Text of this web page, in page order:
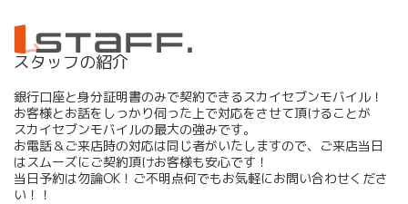
スタッフの紹介
銀行口座と身分証明書のみで契約できるスカイセブンモバイル！
お客様とお話をしっかり伺った上で対応をさせて頂けることが
スカイセブンモバイルの最大の強みです。
お電話＆ご来店時の対応は同じ者がいたしますので、ご来店当日
はスムーズにご契約頂けお客様も安心です！
当日予約は勿論OK！ご不明点何でもお気軽にお問い合わせくださ
い！！